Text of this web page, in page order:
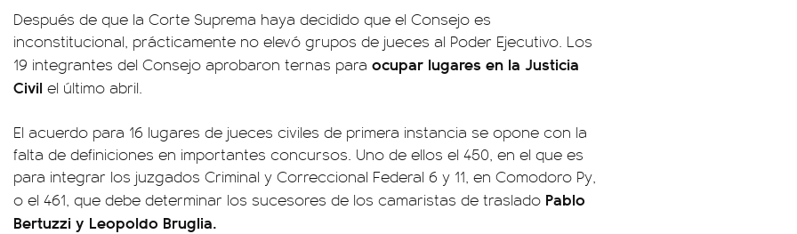
Después de que la Corte Suprema haya decidido que el Consejo es
inconstitucional, prácticamente no elevó grupos de jueces al Poder Ejecutivo. Los
19 integrantes del Consejo aprobaron ternas para ocupar lugares en la Justicia
Civil el último abril.
El acuerdo para 16 lugares de jueces civiles de primera instancia se opone con la
falta de definiciones en importantes concursos. Uno de ellos el 450, en el que es
para integrar los juzgados Criminal y Correccional Federal 6 y 11, en Comodoro Py,
o el 461, que debe determinar los sucesores de los camaristas de traslado Pablo
Bertuzzi y Leopoldo Bruglia.